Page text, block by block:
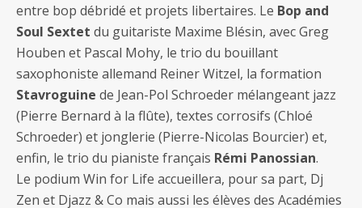
entre bop débridé et projets libertaires. Le Bop and
Soul Sextet du guitariste Maxime Blésin, avec Greg
Houben et Pascal Mohy, le trio du bouillant
saxophoniste allemand Reiner Witzel, la formation
Stavroguine de Jean-Pol Schroeder mélangeant jazz
(Pierre Bernard à la flûte), textes corrosifs (Chloé
Schroeder) et jonglerie (Pierre-Nicolas Bourcier) et,
enfin, le trio du pianiste français Rémi Panossian.
Le podium Win for Life accueillera, pour sa part, Dj
Zen et Djazz & Co mais aussi les élèves des Académies